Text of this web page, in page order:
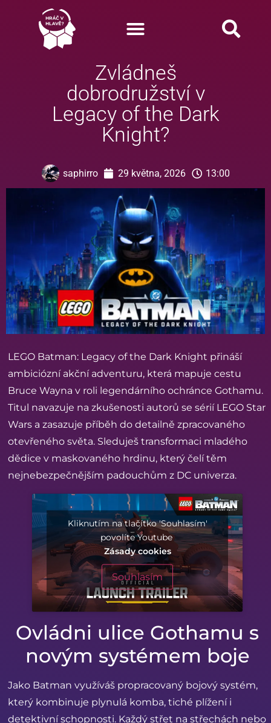
Zvládneš
dobrodružství v
Legacy of the Dark
Knight?
saphirro 29 května, 2026 13:00
LEGO Batman: Legacy of the Dark Knight přináší
ambiciózní akční adventuru, která mapuje cestu
Bruce Wayna v roli legendárního ochránce Gothamu.
Titul navazuje na zkušenosti autorů se sérií LEGO Star
Wars a zasazuje příběh do detailně zpracovaného
otevřeného světa. Sleduješ transformaci mladého
dědice v maskovaného hrdinu, který čelí těm
nejnebezpečnějším padouchům z DC univerza.
Kliknutím na tlačítko 'Souhlasím'
povolíte Youtube
Zásady cookies
Souhlasím
Ovládni ulice Gothamu s
novým systémem boje
Jako Batman využíváš propracovaný bojový systém,
který kombinuje plynulá komba, tiché plížení i
detektivní schopnosti. Každý střet na střechách nebo